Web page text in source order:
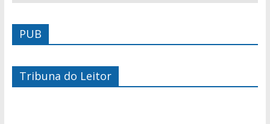
PUB
Tribuna do Leitor